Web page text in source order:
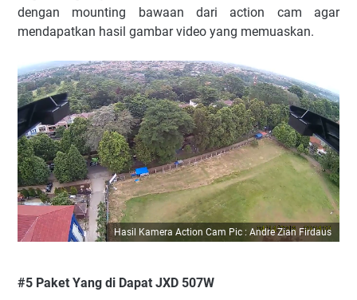
dengan mounting bawaan dari action cam agar
mendapatkan hasil gambar video yang memuaskan.
Hasil Kamera Action Cam Pic : Andre Zian Firdaus
#5 Paket Yang di Dapat JXD 507W